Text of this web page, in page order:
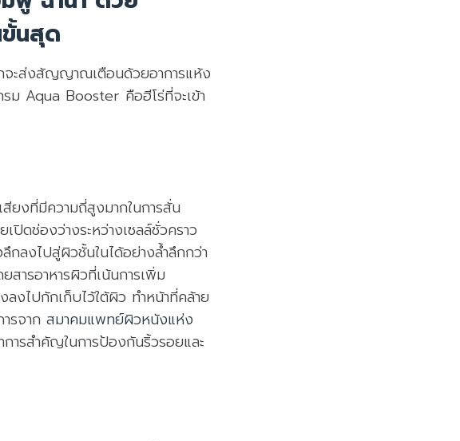
นสุด
ะส่งสัญญาณเตือนด้วยอาการแห้ง
ม Aqua Booster คือฮีโร่ที่จะเข้า
ยงที่มีความถี่สูงมากในการสั่น
ปิดช่องว่างระหว่างเซลล์ชั่วคราว
กลงไปสู่ผิวชั้นในได้อย่างล้ำลึกกว่า
สารอาหารผิวที่เน้นการเพิ่ม
งไปกักเก็บไว้ใต้ผิว ทำหน้าที่คล้าย
รจาก สมาคมแพทย์ผิวหนังแห่ง
ารสำคัญในการป้องกันริ้วรอยและ